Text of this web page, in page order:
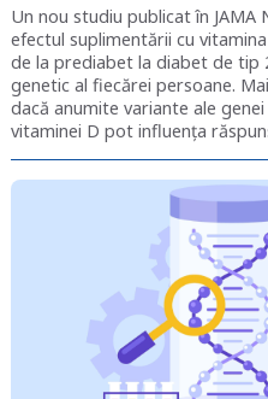
Un nou studiu publicat în JAMA
efectul suplimentării cu
de la prediabet la diabet de tip
genetic al fiecărei persoane.
dacă anumite variante ale
vitaminei D pot influența